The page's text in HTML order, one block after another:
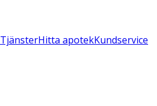
TjänsterHitta apotekKundservice